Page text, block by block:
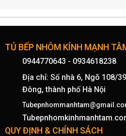
TỦ BẾP NHÔM KÍNH MẠNH
0944770643 - 0934618238
Địa chỉ: Số nhà 6, Ngõ 108/
Đông, thành phố Hà Nội
QUY ĐỊNH & CHÍNH SÁCH